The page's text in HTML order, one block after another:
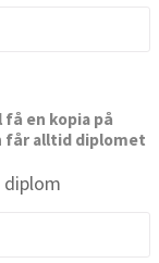
få en kopia på
får alltid diplomet
diplom